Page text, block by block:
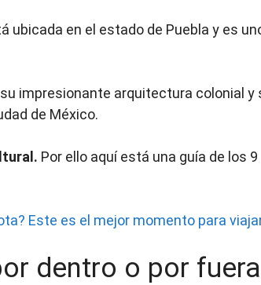
ubicada en el estado de Puebla y es
impresionante arquitectura colonial y
de México.
Por ello aquí está una guía de los
Este es el mejor momento para
dentro o por fuera